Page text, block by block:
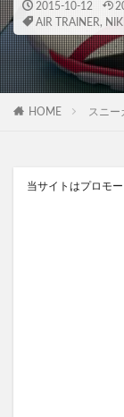
2015-10-12
AIR TRAINER,
HOME スニー
当サイトはプロモ